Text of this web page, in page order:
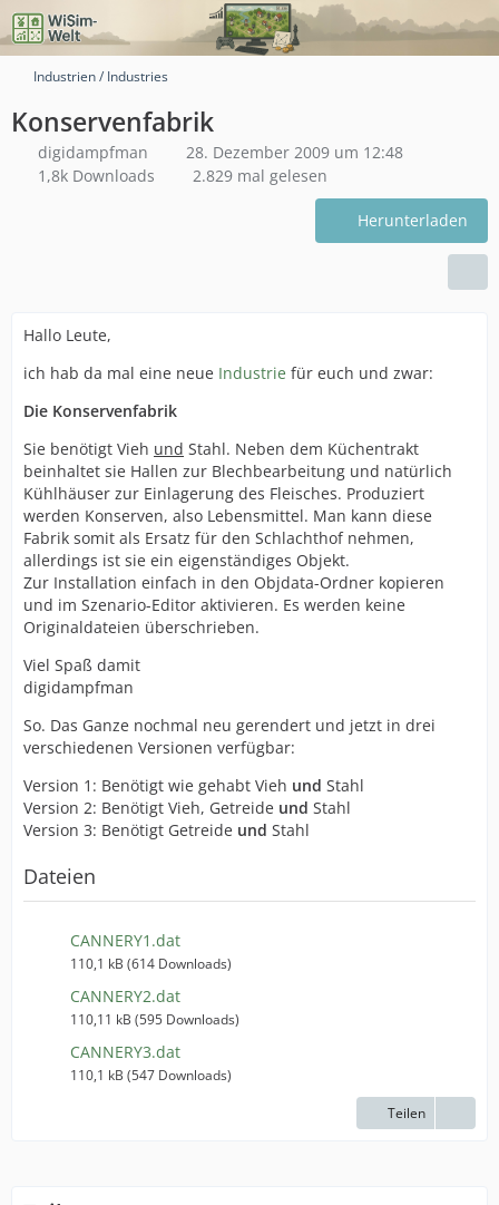
Industrien / Industries
Konservenfabrik
digidampfman
28. Dezember 2009 um 12:48
1,8k Downloads
2.829 mal gelesen
Herunterladen
Hallo Leute,
ich hab da mal eine neue Industrie für euch und zwar:
Die Konservenfabrik
Sie benötigt Vieh und Stahl. Neben dem Küchentrakt
beinhaltet sie Hallen zur Blechbearbeitung und natürlich
Kühlhäuser zur Einlagerung des Fleisches. Produziert
werden Konserven, also Lebensmittel. Man kann diese
Fabrik somit als Ersatz für den Schlachthof nehmen,
allerdings ist sie ein eigenständiges Objekt.
Zur Installation einfach in den Objdata-Ordner kopieren
und im Szenario-Editor aktivieren. Es werden keine
Originaldateien überschrieben.
Viel Spaß damit
digidampfman
So. Das Ganze nochmal neu gerendert und jetzt in drei
verschiedenen Versionen verfügbar:
Version 1: Benötigt wie gehabt Vieh und Stahl
Version 2: Benötigt Vieh, Getreide und Stahl
Version 3: Benötigt Getreide und Stahl
Dateien
CANNERY1.dat
110,1 kB (614 Downloads)
CANNERY2.dat
110,11 kB (595 Downloads)
CANNERY3.dat
110,1 kB (547 Downloads)
Teilen